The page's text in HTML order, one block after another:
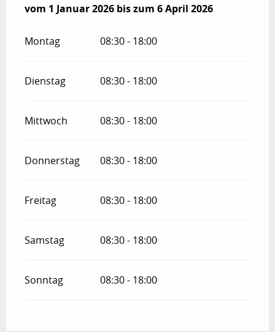
vom 1 Januar 2026 bis zum 6 April 2026
vom 1 Januar 2026 bis zum 6 April 2026
Montag 08:30 - 18:00
Dienstag 08:30 - 18:00
Mittwoch 08:30 - 18:00
Donnerstag 08:30 - 18:00
Freitag 08:30 - 18:00
Samstag 08:30 - 18:00
Sonntag 08:30 - 18:00